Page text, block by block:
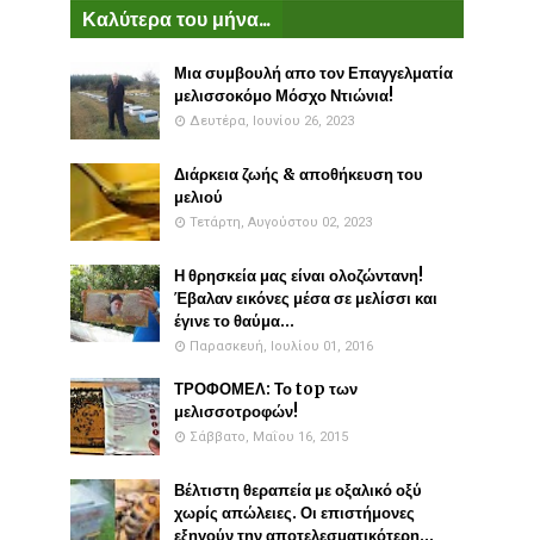
Καλύτερα του μήνα...
Μια συμβουλή απο τον Επαγγελματία
μελισσοκόμο Μόσχο Ντιώνια!
Δευτέρα, Ιουνίου 26, 2023
Διάρκεια ζωής & αποθήκευση του
μελιού
Τετάρτη, Αυγούστου 02, 2023
Η θρησκεία μας είναι ολοζώντανη!
Έβαλαν εικόνες μέσα σε μελίσσι και
έγινε το θαύμα...
Παρασκευή, Ιουλίου 01, 2016
ΤΡΟΦΟΜΕΛ: Το top των
μελισσοτροφών!
Σάββατο, Μαΐου 16, 2015
Βέλτιστη θεραπεία με οξαλικό οξύ
χωρίς απώλειες. Οι επιστήμονες
εξηγούν την αποτελεσματικότερη...